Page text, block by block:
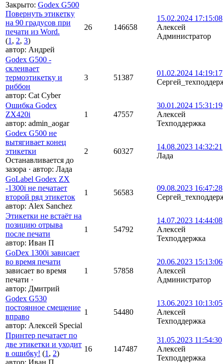
Закрыто: Godex G500
Повернуть этикетку
на 90 градусов при
печати из Word.
(1 , 2, 3)
автор: Андрей
26 146658
15.02.2024 17:15:08
Алексей
Администратор
Godex G500 -
склеивает
термоэтикетку и
риббон
автор: Cat Cyber
3 51387
01.02.2024 14:19:17
Ошибка Godex
ZX420i
автор: admin_aogar
1 47557
30.01.2024 15:31:19
Алексей
Техподдержка
Godex G500 не
вытягивает конец
этикетки
Останавливается до
зазора · автор: Лада
2 60327
14.08.2023 14:32:21
Лада
GoLabel Godex ZX
-1300i не печатает
второй ряд этикеток
автор: Alex Sanchez
1 56583
09.08.2023 16:47:28
Этикетки не встаёт на
позицию отрыва
после печати
автор: Иван П
1 54792
14.07.2023 14:44:08
Алексей
Техподдержка
GoDex 1300i зависает
во время печати
зависает во время
печати ·
автор: Дмитрий
1 57858
20.06.2023 15:13:06
Алексей
Администратор
Godex G530
постоянное смещение
вправо
автор: Алексей Special
1 54480
13.06.2023 10:13:05
Алексей
Техподдержка
Принтер печатает по
две этикетки и уходит
в ошибку! (1 , 2)
16 147487
31.05.2023 11:54:30
Алексей
Техподдержка